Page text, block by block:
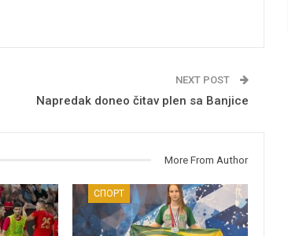
NEXT POST
Napredak doneo čitav plen sa Banjice
More From Author
СПОРТ